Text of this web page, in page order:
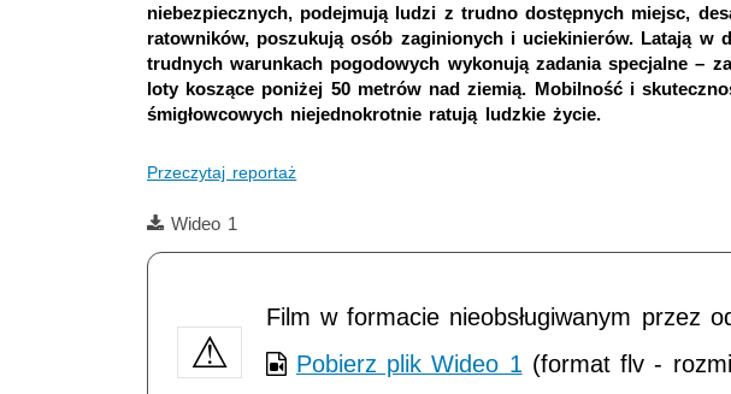
niebezpiecznych, podejmują ludzi z trudno dostępnych miejsc,
ratowników, poszukują osób zaginionych i uciekinierów. Latają w
trudnych warunkach pogodowych wykonują zadania specjalne –
loty koszące poniżej 50 metrów nad ziemią. Mobilność i
śmigłowcowych niejednokrotnie ratują ludzkie życie.
Przeczytaj reportaż
Film
Wideo 1
Film w formacie nieobsługiwanym przez
Pobierz plik Wideo 1 (format flv -